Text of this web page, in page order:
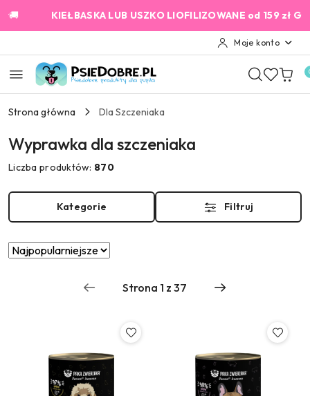
Przejdź do treści głównej
Przejdź do wyszukiwarki
Przejdź do moje konto
Przejdź do menu głównego
Przejdź do stopki
KIEŁBASKA LUB USZKO LIOFILIZOWANE od 159 zł GRATIS!
Moje konto
Strona główna Dla Szczeniaka
Wyprawka dla szczeniaka
Liczba produktów: 870
Kategorie Filtruj
Zastosowano
Najpopularniejsze.
Sortuj